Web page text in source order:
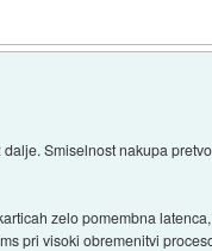
Smiselnost nakupa
zelo pomembna
pri visoki obremenitvi